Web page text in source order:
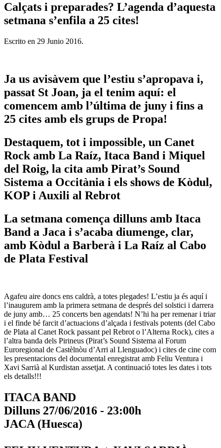
Calçats i preparades? L’agenda d’aquesta
setmana s’enfila a 25 cites!
Escrito en 29 Junio 2016.
Ja us avisàvem que l’estiu s’apropava i,
passat St Joan, ja el tenim aquí: el
comencem amb l’última de juny i fins a
25 cites amb els grups de Propa!
Destaquem, tot i impossible, un Canet
Rock amb La Raíz, Itaca Band i Miquel
del Roig, la cita amb Pirat’s Sound
Sistema a Occitània i els shows de Kòdul,
KOP i Auxili al Rebrot
La setmana comença dilluns amb Itaca
Band a Jaca i s’acaba diumenge, clar,
amb Kòdul a Barberà i La Raíz al Cabo
de Plata Festival
Agafeu aire doncs ens caldrà, a totes plegades! L’estiu ja és aquí i
l’inaugurem amb la primera setmana de després del solstici i darrera
de juny amb… 25 concerts ben agendats! N’hi ha per remenar i triar
i el finde bé farcit d’actuacions d’alçada i festivals potents (del Cabo
de Plata al Canet Rock passant pel Rebrot o l’Alterna Rock), cites a
l’altra banda dels Pirineus (Pirat’s Sound Sistema al Forum
Euroregional de Castèlnòu d’Arri al Llenguadoc) i cites de cine com
les presentacions del documental enregistrat amb Feliu Ventura i
Xavi Sarrià al Kurdistan assetjat. A continuació totes les dates i tots
els detalls!!!
ITACA BAND
Dilluns 27/06/2016 - 23:00h
JACA (Huesca)